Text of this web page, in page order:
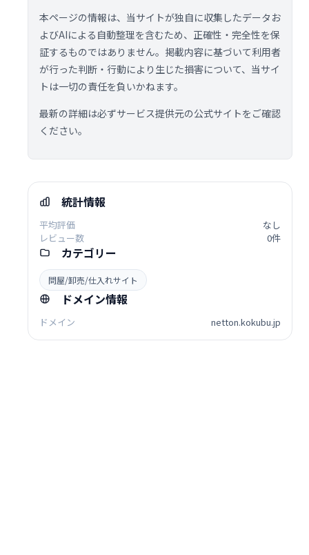
本ページの情報は、当サイトが独自に収集したデータお
よびAIによる自動整理を含むため、正確性・完全性を保
証するものではありません。掲載内容に基づいて利用者
が行った判断・行動により生じた損害について、当サイ
トは一切の責任を負いかねます。
最新の詳細は必ずサービス提供元の公式サイトをご確認
ください。
統計情報
平均評価
なし
レビュー数
0件
カテゴリー
問屋/卸売/仕入れサイト
ドメイン情報
ドメイン netton.kokubu.jp